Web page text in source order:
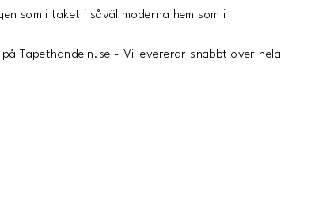
som i taket i såväl moderna hem som i
på Tapethandeln.se - Vi levererar snabbt över hela